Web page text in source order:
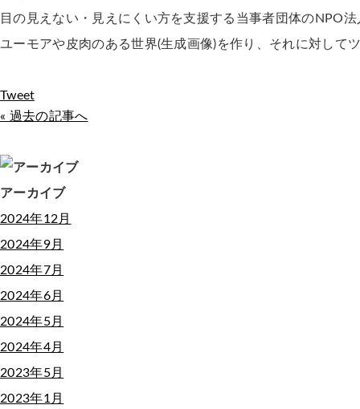
目の見えない・見えにくい方を支援する当事者団体のNPO
ユーモアや皮肉のある世界(生成画像)を作り、それに対して
Tweet
« 過去の記事へ
アーカイブ
2024年12月
2024年9月
2024年7月
2024年6月
2024年5月
2024年4月
2023年5月
2023年1月